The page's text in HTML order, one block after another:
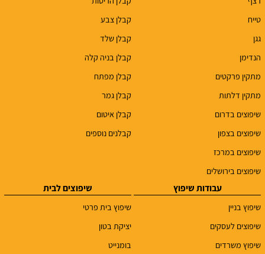
טייח
גגן
הנדימן
מתקין פרקטים
מתקין דלתות
שיפוצים בדרום
שיפוצים בצפון
שיפוצים במרכז
שיפוצים בירושלים
קבלן צבע
קבלן שלד
קבלן בניה קלה
קבלן מפתח
קבלן גמר
קבלן איטום
קבלנים נוספים
עבודות שיפוץ
שיפוץ בניין
שיפוצים לעסקים
שיפוץ משרדים
שיפוצים לבית
שיפוץ בית פרטי
יציקת בטון
בומנייט